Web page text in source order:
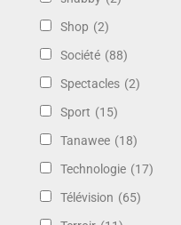
Shop (2)
Société (88)
Spectacles (2)
Sport (15)
Tanawee (18)
Technologie (17)
Télévision (65)